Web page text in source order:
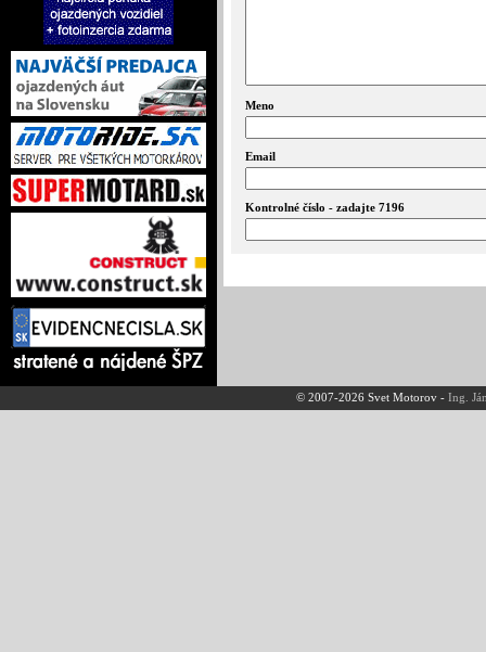
Meno
Email
Kontrolné číslo - zadajte 7196
© 2007-2026 Svet Motorov -Ing.